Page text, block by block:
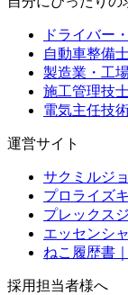
ドライバー
自動車整備
製造業・工
施工管理技
電気主任技
運営サイト
サクミルジ
プロライズ
プレックス
エッセンシ
ねこ履歴書
採用担当者様へ